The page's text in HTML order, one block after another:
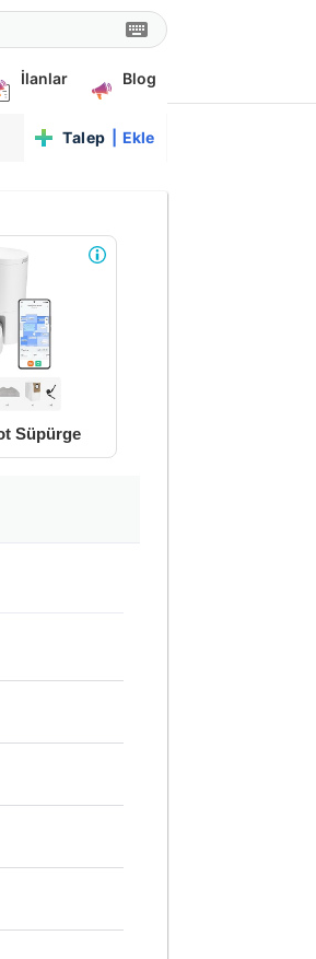
İlanlar Blog
Talep Ekle
Süpürge